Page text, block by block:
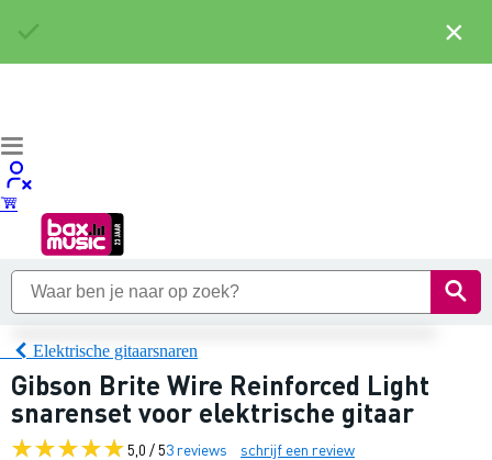
Elektrische gitaarsnaren
Gibson Brite Wire Reinforced Light
snarenset voor elektrische gitaar
5,0 / 53 reviews schrijf een review
×